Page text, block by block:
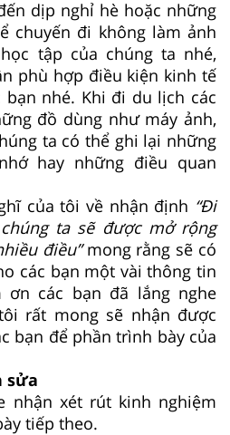
dịp nghỉ hè hoặc những
chuyến đi không làm ảnh
tập của chúng ta nhé,
phù hợp điều kiện kinh tế
nhé. Khi đi du lịch các
đồ dùng như máy ảnh,
ta có thể ghi lại những
hay những điều quan
của tôi về nhận định “Đi
ta sẽ được mở rộng
điều”mong rằng sẽ có
các bạn một vài thông tin
ơn các bạn đã lắng nghe
rất mong sẽ nhận được
bạn để phần trình bày của
sửa
nhận xét rút kinh nghiệm
tiếp theo.